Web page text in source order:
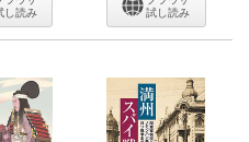
し読み
試し読み